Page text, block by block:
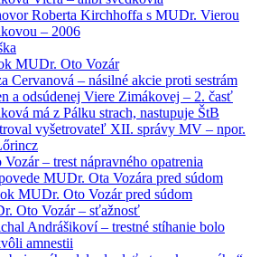
Roberta Kirchhoffa s MUDr. Vierou
– 2006
MUDr. Oto Vozár
Cervanová – násilné akcie proti sestrám
a odsúdenej Viere Zimákovej – 2. časť
má z Pálku strach, nastupuje ŠtB
vyšetrovateľ XII. správy MV – npor.
– trest nápravného opatrenia
MUDr. Ota Vozára pred súdom
MUDr. Oto Vozár pred súdom
Oto Vozár – sťažnosť
Andrášikoví – trestné stíhanie bolo
amnestii